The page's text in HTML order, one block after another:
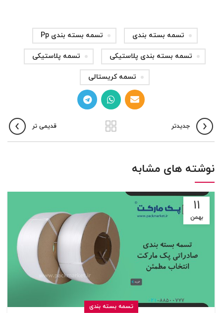
تسمه بسته بندی تسمه بسته بندی Pp
تسمه بسته بندی پلاستیکی تسمه پلاستیکی
تسمه کریستالی
جدیدتر قدیمی تر
نوشته های مشابه
۱۱
بهمن
تسمه بسته بندی